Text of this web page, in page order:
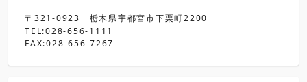
〒321-0923 栃木県宇都宮市下栗町2200
TEL:028-656-1111
FAX:028-656-7267